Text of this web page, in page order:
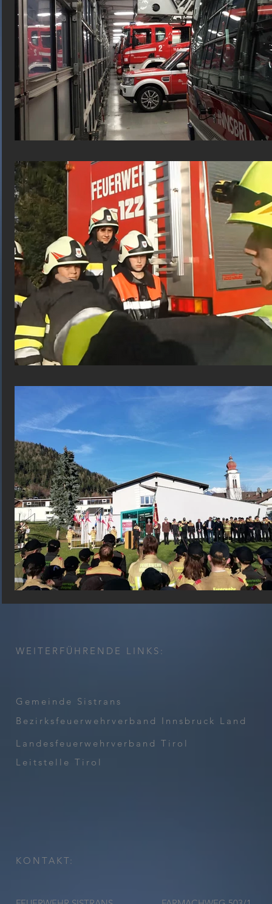
WEITERFÜHRENDE LINKS:
Gemeinde Sistrans
Bezirksfeuerwehrverband Innsbruck Land
Landesfeuerwehrverband Tirol
Leitstelle Tirol
KONTAKT: